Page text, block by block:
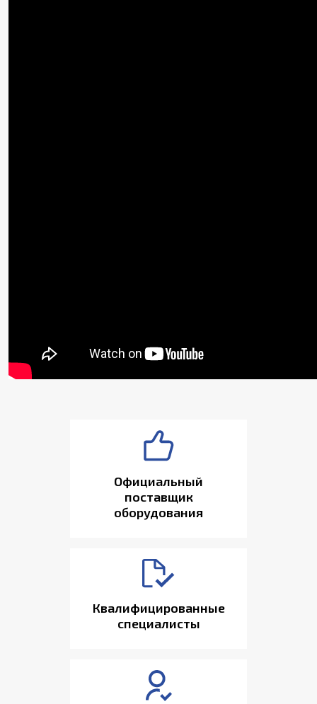
Официальный
поставщик
оборудования
Квалифицированные
специалисты